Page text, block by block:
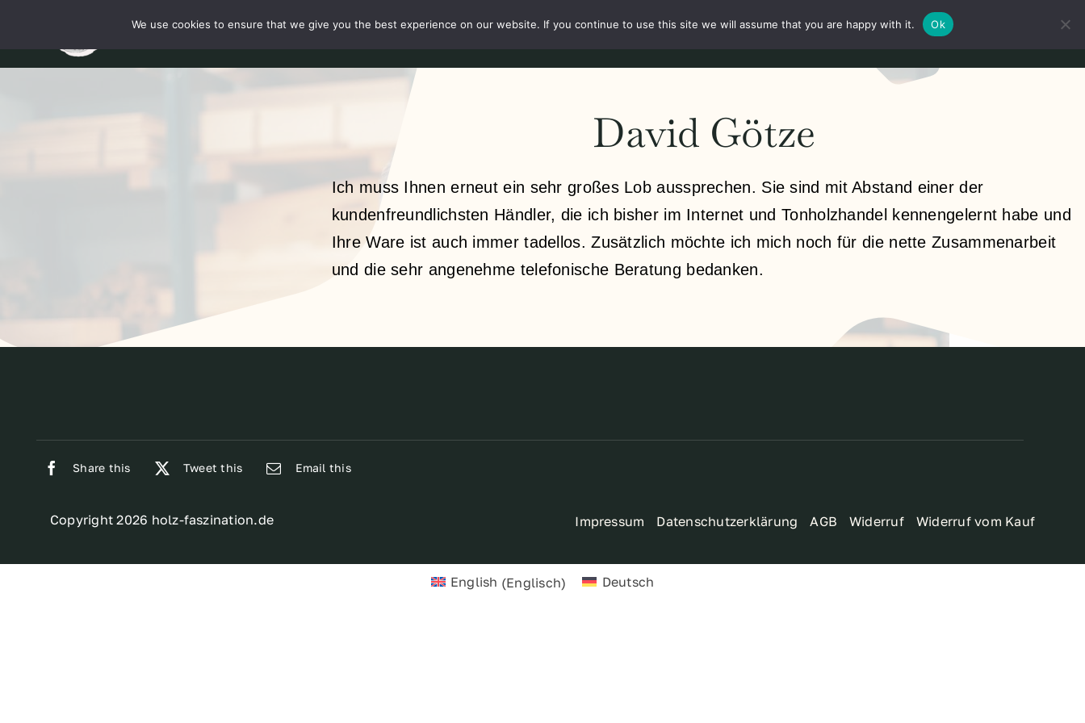
Startseite Über Shop Aktuelles Unsere Kunden Kontakt Mein Konto Anmeldung Deutsch
David Götze
Ich muss Ihnen erneut ein sehr großes Lob aussprechen. Sie sind mit Abstand einer der
kundenfreundlichsten Händler, die ich bisher im Internet und Tonholzhandel kennengelernt habe und
Ihre Ware ist auch immer tadellos. Zusätzlich möchte ich mich noch für die nette Zusammenarbeit
und die sehr angenehme telefonische Beratung bedanken.
Share this Tweet this Email this
Copyright 2026 holz-faszination.de Impressum Datenschutzerklärung AGB Widerruf Widerruf vom Kauf
English (Englisch) Deutsch
We use cookies to ensure that we give you the best experience on our website. If you continue to use this site we will assume that you are happy with it. Ok